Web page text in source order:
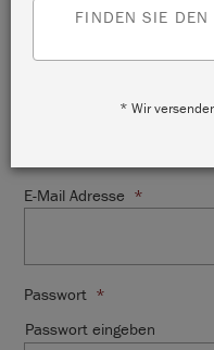
E-Mail Adresse *
Passwort *
Passwort eingeben
FINDEN SIE DEN
* Wir